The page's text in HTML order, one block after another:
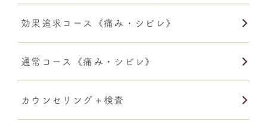
効果追求コース《痛み・シビレ》
通常コース《痛み・シビレ》
カウンセリング＋検査